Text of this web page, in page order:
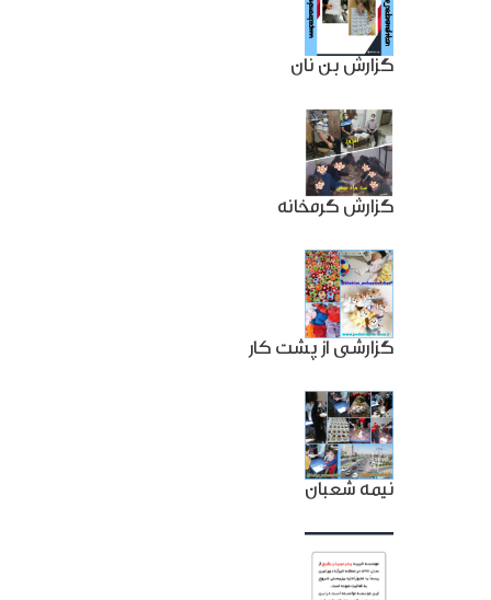
گزارش بن نان
گزارش گرمخانه
گزارشی از پشت کار
نیمه شعبان